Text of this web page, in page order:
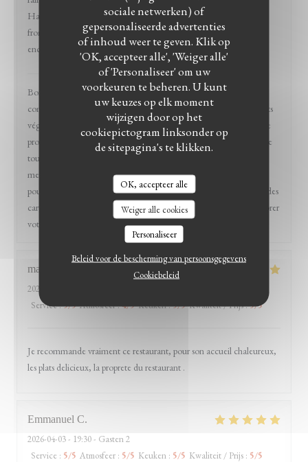
sociale netwerken) of
gepersonaliseerde advertenties
of inhoud weer te geven. Klik op
'OK, accepteer alle', 'Weiger alle'
of 'Personaliseer' om uw
voorkeuren te beheren. U kunt
uw keuzes op elk moment
wijzigen door op het
cookiepictogram linksonder op
de sitepagina's te klikken.
OK, accepteer alle
Weiger alle cookies
Personaliseer
Beleid voor de bescherming van persoonsgegevens
Cookiebeleid
HappyCow). C'était très bon (et on s'est redistribué le beignet au
fromage problématique, pas de soucis) et l'expérience pourrait être
encore plus détente.
heeft op deze beoordeling gereageerd
Bonjour Sophie et merci pour votre venue chez nous et
commentaires. Nous avons effectivement pas mal de produits / plats
végétaliens tout effectivement en discutant avec nos clients et notre
proximités clientèle afin de préparer au mieux votre assiette (comme
tout est fait minute) et au contraire vous ne nous dérangez pas en
mentionnant vos préférences afin de vous servir au mieux (nous ne
pouvons pas non plus avoir trop de déclinaison ou de label et donc des
cartes à rallonge). Merci pour votre retour, nous tenterons d’améliorer
votre expérience une prochaine fois :) Team Mazats
marie
2026-04-05
Service:5/5 Atmosfeer:4/5 Keuken:5/5 Kwaliteit / Prijs:5/5
Je recommande vraiment ce restaurant, pour son accueil chaleureux,
les plats delicieux, la proprete du restaurant .
Emmanuel C
2026-04-03- 19:30 - Gasten 2
Service : 5/5 Atmosfeer : 5/5 Keuken : 5/5 Kwaliteit / Prijs : 5/5